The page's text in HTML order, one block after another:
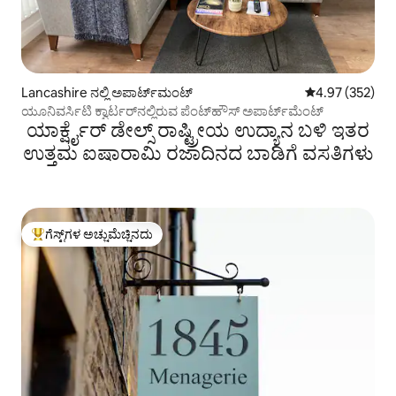
Lancashire ನಲ್ಲಿ ಅಪಾರ್ಟ್‌ಮಂಟ್ 5 ರಲ್ಲಿ 4.97
4.97 (352)
ಯೂನಿವರ್ಸಿಟಿ ಕ್ವಾರ್ಟರ್‌ನಲ್ಲಿರುವ ಪೆಂಟ್‌ಹೌಸ್ ಅಪಾರ್ಟ್‌ಮೆಂಟ್
ಯಾರ್ಕ್ಷೈರ್ ಡೇಲ್ಸ್ ರಾಷ್ಟ್ರೀಯ ಉದ್ಯಾನ ಬಳಿ ಇತರ
ಉತ್ತಮ ಐಷಾರಾಮಿ ರಜಾದಿನದ ಬಾಡಿಗೆ ವಸತಿಗಳು
ಗೆಸ್ಟ್‌ಗಳಿಗೆ ಅತಿ ಹೆಚ್ಚು ಅಚ್ಚುಮೆಚ್ಚಿನದು
ಗೆಸ್ಟ್‌ಗಳ ಅಚ್ಚುಮೆಚ್ಚಿನದು